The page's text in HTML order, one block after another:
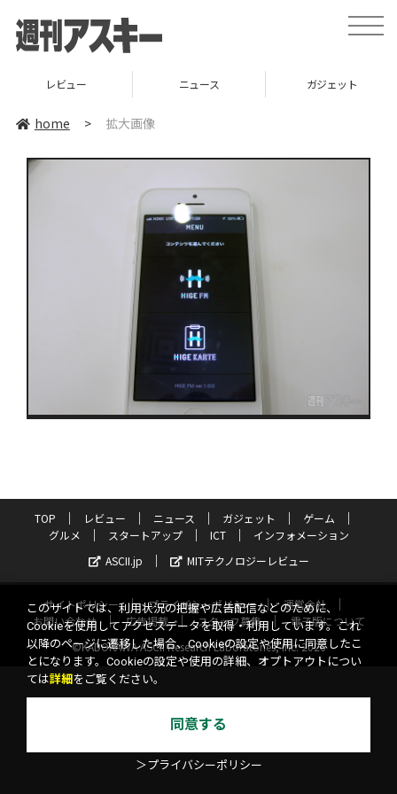
toggle
レビュー ニュース ガジェット
home > 拡大画像
TOP レビュー ニュース ガジェット
ゲーム
グルメ
スタートアップ ICT
インフォメーション
ASCII.jp
MITテクノロジーレビュー
サイトポリシー プライバシーポリシー
運営会社
お問い合わせ
広告掲載 スタッフ募集
電子版について
©KADOKAWA ASCII Research Laboratories, Inc. 2026
このサイトでは、利用状況の把握や広告配信などのために、
Cookieを使用してアクセスデータを取得・利用しています。これ
以降のページに遷移した場合、Cookieの設定や使用に同意したこ
とになります。Cookieの設定や使用の詳細、オプトアウトについ
ては詳細 をご覧ください。
同意する
＞プライバシーポリシー